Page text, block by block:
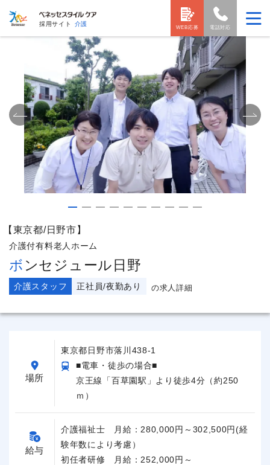
採用サイト 介護
電話対応
WEB応募
【東京都/日野市】
介護付有料老人ホーム
ボンセジュール日野
介護スタッフ 正社員/夜勤あり の求人詳細
場所
東京都日野市落川438-1
■電車・徒歩の場合■
京王線「百草園駅」より徒歩4分（約250
ｍ）
給与
介護福祉士 月給：280,000円～302,500円(経
験年数により考慮）
初任者研修 月給：252,000円～